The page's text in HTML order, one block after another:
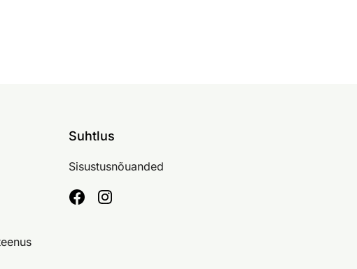
Suhtlus
Sisustusnõuanded